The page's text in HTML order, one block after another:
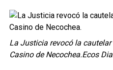
La Justicia revocó la
Casino de Necochea.Ecos